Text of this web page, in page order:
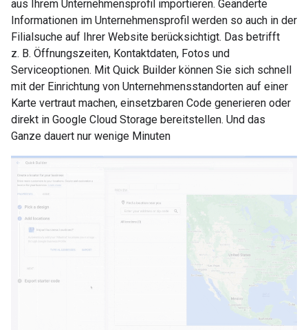
aus Ihrem Unternehmensprofil importieren. Geänderte
Informationen im Unternehmensprofil werden so auch in der
Filialsuche auf Ihrer Website berücksichtigt. Das betrifft
z. B. Öffnungszeiten, Kontaktdaten, Fotos und
Serviceoptionen. Mit Quick Builder können Sie sich schnell
mit der Einrichtung von Unternehmensstandorten auf einer
Karte vertraut machen, einsetzbaren Code generieren oder
direkt in Google Cloud Storage bereitstellen. Und das
Ganze dauert nur wenige Minuten